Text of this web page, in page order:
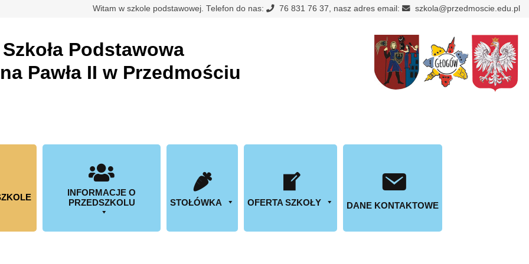
Witam w szkole podstawowej. Telefon do nas: 76 831 76 37, nasz adres email: szkola@przedmoscie.edu.pl
Szkoła Podstawowa
Pawła II w Przedmościu
INFORMACJE O
PRZEDSZKOLU
STOŁÓWKA OFERTA SZKOŁY DANE KONTAKTOWE